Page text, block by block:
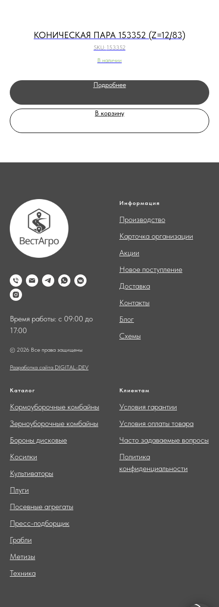
КОНИЧЕСКАЯ ПАРА 153352 (Z=12/83)
SKU: 153352
В наличии
Подробнее
В корзину
Время работы: с 09:00 до
17:00
© 2026 Все права защищены
Разработка сайта DIGITAL-DEV
Информация
Производство
Карточка организации
Акции
Новое поступление
Доставка
Контакты
Блог
Схемы
Каталог
Кормоуборочные комбайны
Зерноуборочные комбайны
Бороны дисковые
Косилки
Культиваторы
Плуги
Посевные агрегаты
Пресс-подборщик
Грабли
Метизы
Техника
Клиентам
Условия гарантии
Условия оплаты товара
Часто задаваемые вопросы
Политика
конфиденциальности